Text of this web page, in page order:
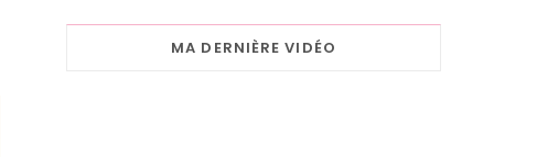
MA DERNIÈRE VIDÉO